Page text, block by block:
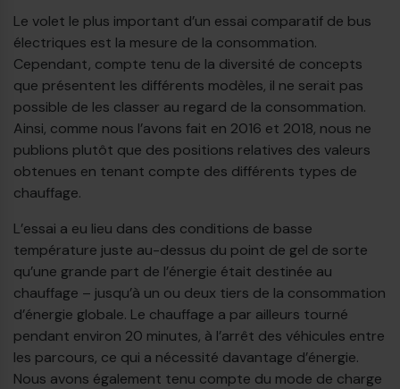
Le volet le plus important d’un essai comparatif de bus
électriques est la mesure de la consommation.
Cependant, compte tenu de la diversité de concepts
que présentent les différents modèles, il ne serait pas
possible de les classer au regard de la consommation.
Ainsi, comme nous l’avons fait en 2016 et 2018, nous ne
publions plutôt que des positions relatives des valeurs
obtenues en tenant compte des différents types de
chauffage.
L’essai a eu lieu dans des conditions de basse
température juste au-dessus du point de gel de sorte
qu’une grande part de l’énergie était destinée au
chauffage – jusqu’à un ou deux tiers de la consommation
d’énergie globale. Le chauffage a par ailleurs tourné
pendant environ 20 minutes, à l’arrêt des véhicules entre
les parcours, ce qui a nécessité davantage d’énergie.
Nous avons également tenu compte du mode de charge